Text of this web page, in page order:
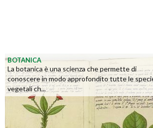
BOTANICA
La botanica è una scienza che permette di
conoscere in modo approfondito tutte le
vegetali ch...